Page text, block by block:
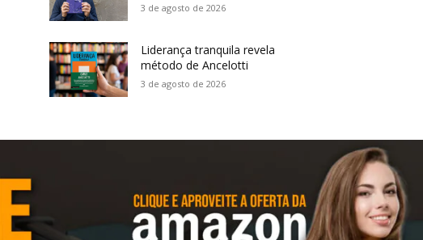
3 de agosto de 2026
Liderança tranquila revela
método de Ancelotti
3 de agosto de 2026